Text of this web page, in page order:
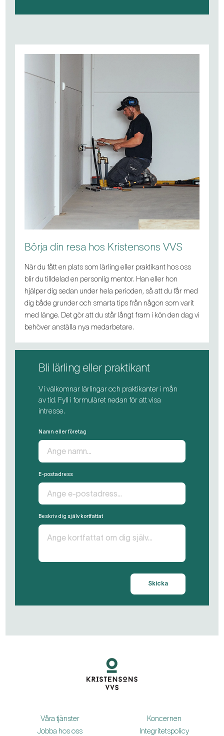
Börja din resa hos Kristensons VVS
När du fått en plats som lärling eller praktikant hos oss
blir du tilldelad en personlig mentor. Han eller hon
hjälper dig sedan under hela perioden, så att du får med
dig både grunder och smarta tips från någon som varit
med länge. Det gör att du står långt fram i kön den dag vi
behöver anställa nya medarbetare.
Bli lärling eller praktikant
Vi välkomnar lärlingar och praktikanter i mån
av tid. Fyll i formuläret nedan för att visa
intresse.
Namn eller företag
E-postadress
Beskriv dig själv kortfattat
Skicka
Våra tjänster
Jobba hos oss
Koncernen
Integritetspolicy